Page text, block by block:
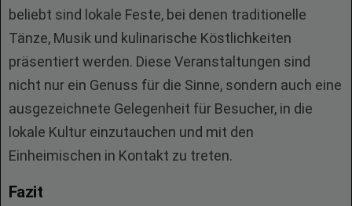
beliebt sind lokale Feste, bei denen traditionelle
Tänze, Musik und kulinarische Köstlichkeiten
präsentiert werden. Diese Veranstaltungen sind
nicht nur ein Genuss für die Sinne, sondern auch eine
ausgezeichnete Gelegenheit für Besucher, in die
lokale Kultur einzutauchen und mit den
Einheimischen in Kontakt zu treten.
Fazit